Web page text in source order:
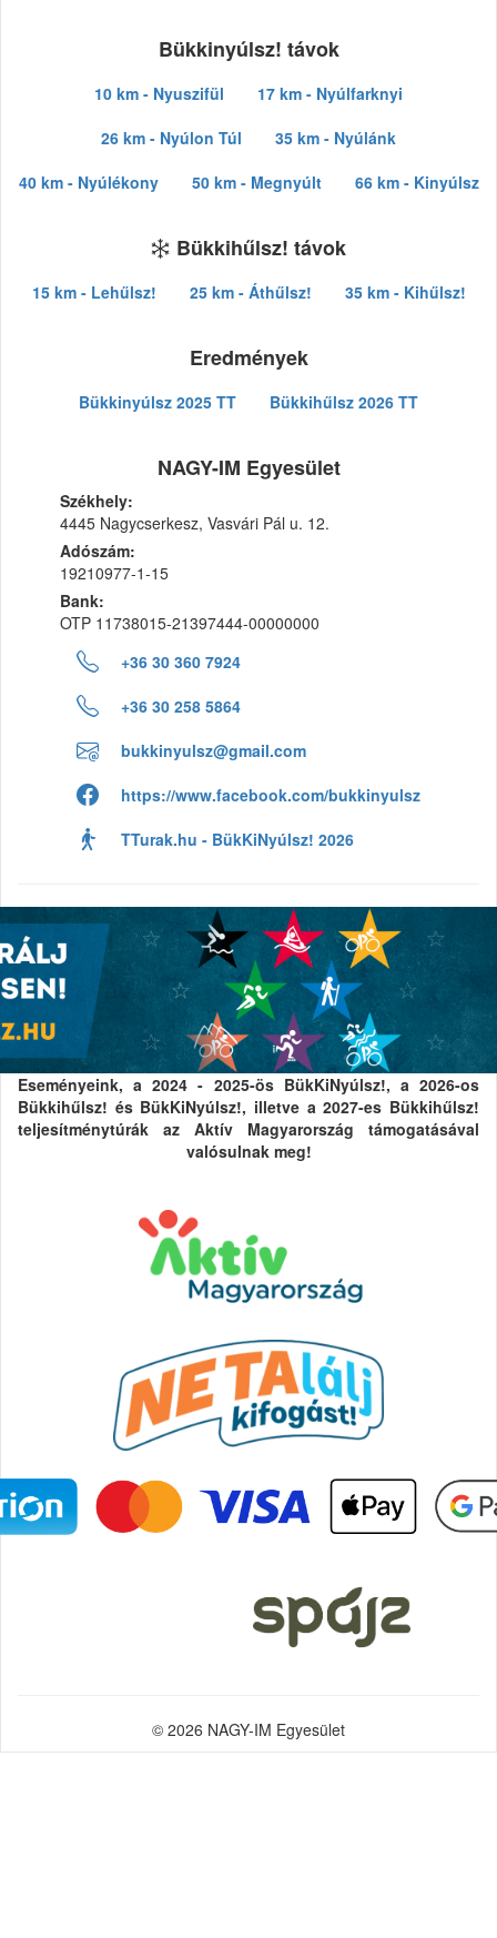
Bükkinyúlsz! távok
10 km - Nyuszifül
17 km - Nyúlfarknyi
26 km - Nyúlon Túl
35 km - Nyúlánk
40 km - Nyúlékony
50 km - Megnyúlt 66 km - Kinyúlsz
Bükkihűlsz! távok
15 km - Lehűlsz! 25 km - Áthűlsz! 35 km - Kihűlsz!
Eredmények
Bükkinyúlsz 2025 TT Bükkihűlsz 2026 TT
NAGY-IM Egyesület
Székhely:
4445 Nagycserkesz, Vasvári Pál u. 12.
Adószám:
19210977-1-15
Bank:
OTP 11738015-21397444-00000000
+36 30 360 7924
+36 30 258 5864
bukkinyulsz@gmail.com
https://www.facebook.com/bukkinyulsz
TTurak.hu - BükKiNyúlsz! 2026
Eseményeink, a 2024 - 2025-ös BükKiNyúlsz!, a 2026-os
Bükkihűlsz! és BükKiNyúlsz!, illetve a 2027-es Bükkihűlsz!
teljesítménytúrák az Aktív Magyarország támogatásával
valósulnak meg!
© 2026 NAGY-IM Egyesület